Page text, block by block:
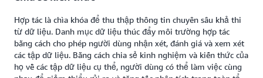
Hợp tác là chìa khóa để thu thập thông tin chuyên sâu khả thi
từ dữ liệu. Danh mục dữ liệu thúc đẩy môi trường hợp tác
bằng cách cho phép người dùng nhận xét, đánh giá và xem xét
các tập dữ liệu. Bằng cách chia sẻ kinh nghiệm và kiến thức của
họ về các tập dữ liệu cụ thể, người dùng có thể làm việc cùng